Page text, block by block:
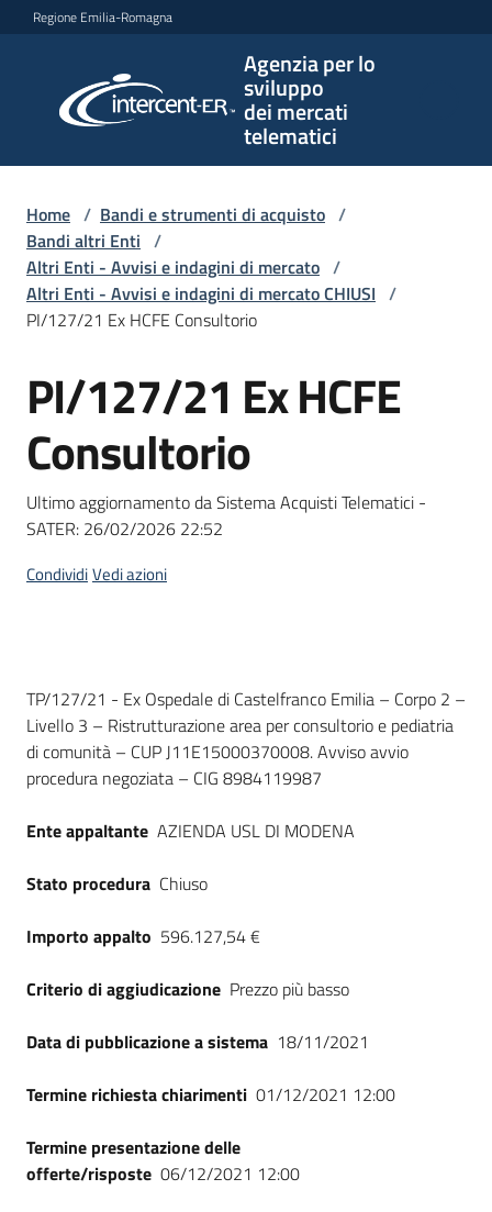
Vai al contenuto
Vai alla navigazione
Vai al footer
Regione Emilia-Romagna
Agenzia per lo
sviluppo
dei mercati
telematici
per lo
sviluppo
telematici
L'Agenzia
Bandi
strumenti
acquisto
telematiche
English
Seguici
Home / Bandi e strumenti di acquisto /
Bandi altri Enti /
Altri Enti - Avvisi e indagini di mercato /
Altri Enti - Avvisi e indagini di mercato CHIUSI /
PI/127/21 Ex HCFE Consultorio
Salta al contenuto
PI/127/21 Ex HCFE
Consultorio
Ultimo aggiornamento da Sistema Acquisti Telematici -
SATER: 26/02/2026 22:52
CondividiVedi azioni
Dati del bando
TP/127/21 - Ex Ospedale di Castelfranco Emilia – Corpo 2 –
Livello 3 – Ristrutturazione area per consultorio e pediatria
di comunità – CUP J11E15000370008. Avviso avvio
procedura negoziata – CIG 8984119987
Ente appaltante AZIENDA USL DI MODENA
Stato procedura Chiuso
Importo appalto 596.127,54 €
Criterio di aggiudicazione Prezzo più basso
Data di pubblicazione a sistema 18/11/2021
Termine richiesta chiarimenti 01/12/2021 12:00
Termine presentazione delle
offerte/risposte 06/12/2021 12:00